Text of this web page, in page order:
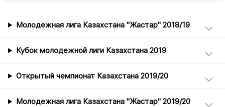
Молодежная лига Казахстана "Жастар" 2018/19
Кубок молодежной лиги Казахстана 2019
Открытый чемпионат Казахстана 2019/20
Молодежная лига Казахстана "Жастар" 2019/20